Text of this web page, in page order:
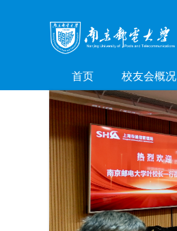
首页 校友会概况